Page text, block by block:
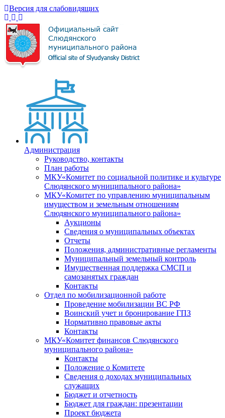
Версия для слабовидящих
Администрация
Руководство, контакты
План работы
МКУ«Комитет по социальной политике и культуре
Слюдянского муниципального района»
МКУ«Комитет по управлению муниципальным
имуществом и земельным отношениям
Слюдянского муниципального района»
Аукционы
Сведения о муниципальных объектах
Отчеты
Положения, административные регламенты
Муниципальный земельный контроль
Имущественная поддержка СМСП и
самозанятых граждан
Контакты
Отдел по мобилизационной работе
Проведение мобилизации ВС РФ
Воинский учет и бронирование ГПЗ
Нормативно правовые акты
Контакты
МКУ«Комитет финансов Слюдянского
муниципального района»
Контакты
Положение о Комитете
Сведения о доходах муниципальных
служащих
Бюджет и отчетность
Бюджет для граждан: презентации
Проект бюджета